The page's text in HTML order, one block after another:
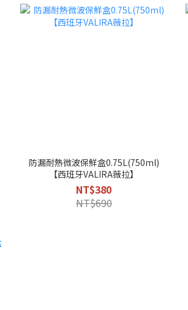
防漏耐熱微波保鮮盒0.75L(750ml)
【西班牙VALIRA薇拉】
NT$380
NT$690